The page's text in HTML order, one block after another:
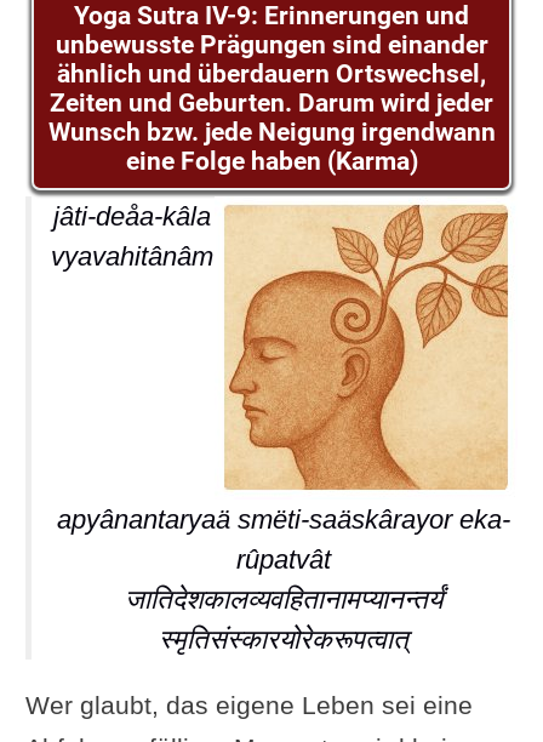
Yoga Sutra IV-9: Erinnerungen und
unbewusste Prägungen sind einander
ähnlich und überdauern Ortswechsel,
Zeiten und Geburten. Darum wird jeder
Wunsch bzw. jede Neigung irgendwann
eine Folge haben (Karma)
jâti-deåa-kâla
vyavahitânâm
apyânantaryaä smëti-saäskârayor eka-
rûpatvât
जातिदेशकालव्यवहितानामप्यानन्तर्यं
स्मृतिसंस्कारयोरेकरूपत्वात्
Wer glaubt, das eigene Leben sei eine